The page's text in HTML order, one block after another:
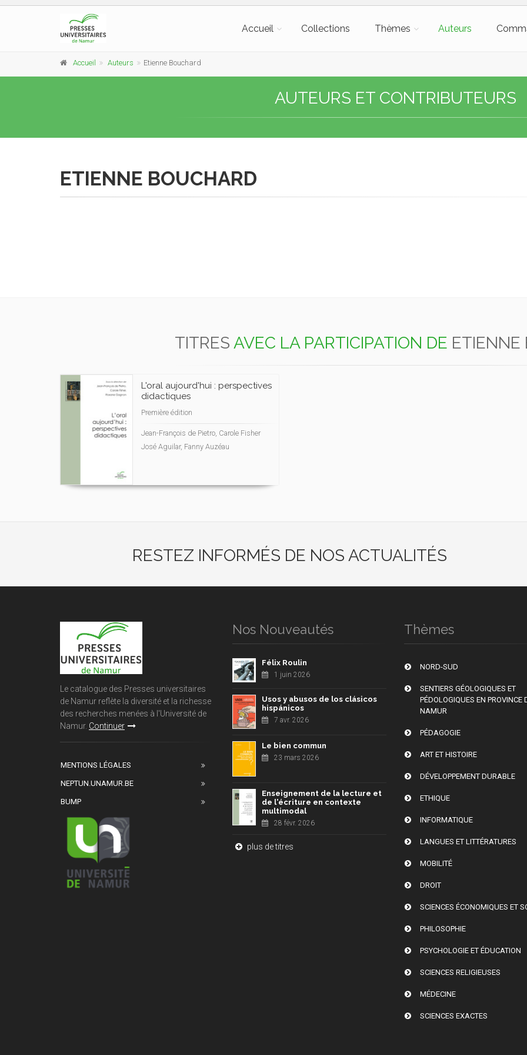
Accueil Collections Thèmes Auteurs
Accueil Auteurs Etienne Bouchard
AUTEURS ET CONTRIBUTEURS
ETIENNE BOUCHARD
TITRES AVEC LA PARTICIPATION DE ETIENNE
L'oral aujourd'hui : perspectives
didactiques
Première édition
Jean-François de Pietro, Carole Fisher
José Aguilar, Fanny Auzéau
RESTEZ INFORMÉS DE NOS ACTUALITÉS
Le catalogue des Presses universitaires
de Namur reflète la diversité et la richesse
des recherches menées à l'Université de
Namur. Continuer
MENTIONS LÉGALES
NEPTUN.UNAMUR.BE
BUMP
Nos Nouveautés
Félix Roulin
1 juin 2026
Usos y abusos de los clásicos
hispánicos
7 avr. 2026
Le bien commun
23 mars 2026
Enseignement de la lecture et
de l'écriture en contexte
multimodal
28 févr. 2026
plus de titres
Thèmes
NORD-SUD
SENTIERS GÉOLOGIQUES ET
PÉDOLOGIQUES EN PROVINCE
NAMUR
PÉDAGOGIE
ART ET HISTOIRE
DÉVELOPPEMENT DURABLE
ETHIQUE
INFORMATIQUE
LANGUES ET LITTÉRATURES
MOBILITÉ
DROIT
SCIENCES ÉCONOMIQUES ET
PHILOSOPHIE
PSYCHOLOGIE ET ÉDUCATION
SCIENCES RELIGIEUSES
MÉDECINE
SCIENCES EXACTES